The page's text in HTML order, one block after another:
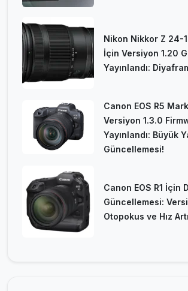
Nikon Nikkor Z 24-
İçin Versiyon 1.20
Yayınlandı:
Canon EOS R5
Versiyon 1.3.0
Yayınlandı: Büyük
Güncellemesi!
Canon EOS R1 İçin
Güncellemesi:
Otopokus ve Hız